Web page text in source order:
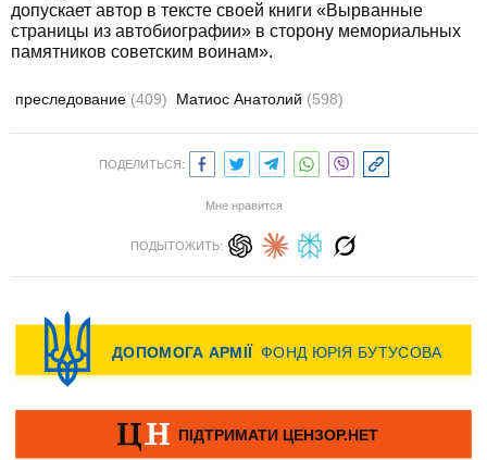
допускает автор в тексте своей книги «Вырванные
страницы из автобиографии» в сторону мемориальных
памятников советским воинам».
преследование (409) Матиос Анатолий (598)
ПОДЕЛИТЬСЯ:
Мне нравится
ПОДЫТОЖИТЬ: